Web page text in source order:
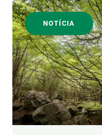
NOTÍCIA